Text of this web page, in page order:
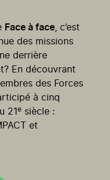
Face à face, c’est
des missions
derrière
En découvrant
des Forces
à cinq
21e siècle :
et